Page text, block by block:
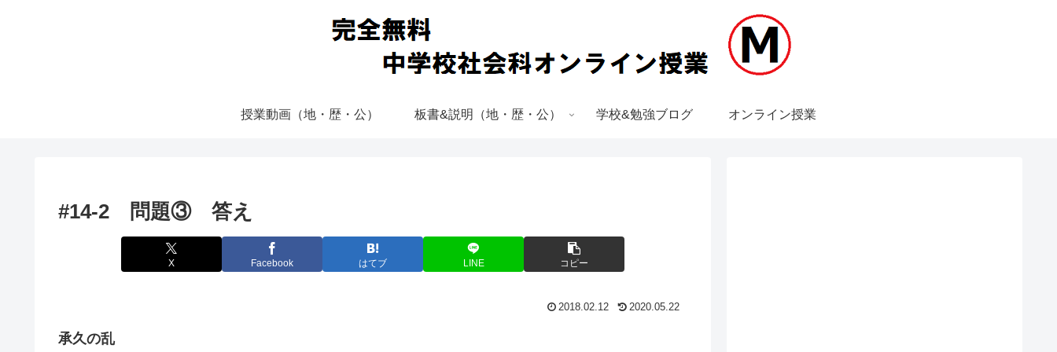
授業動画（地・歴・公） 板書&説明（地・歴・公） 学校&勉強ブログ オンライン授業
#14-2 問題③ 答え
X Facebook はてブ LINE コピー
2018.02.12 2020.05.22
承久の乱